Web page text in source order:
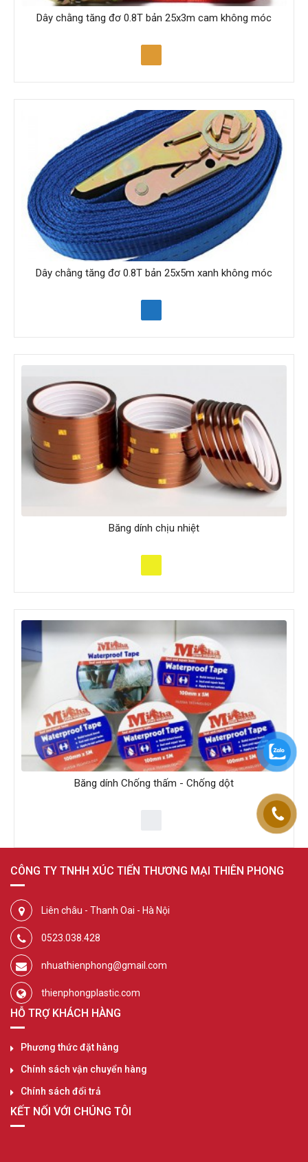
Dây chằng tăng đơ 0.8T bản 25x3m cam không móc
Dây chằng tăng đơ 0.8T bản 25x5m xanh không móc
Băng dính chịu nhiệt
Băng dính Chống thấm - Chống dột
CÔNG TY TNHH XÚC TIẾN THƯƠNG MẠI THIÊN PHONG
Liên châu - Thanh Oai - Hà Nội
0523.038.428
nhuathienphong@gmail.com
thienphongplastic.com
HỖ TRỢ KHÁCH HÀNG
Phương thức đặt hàng
Chính sách vận chuyển hàng
Chính sách đổi trả
KẾT NỐI VỚI CHÚNG TÔI